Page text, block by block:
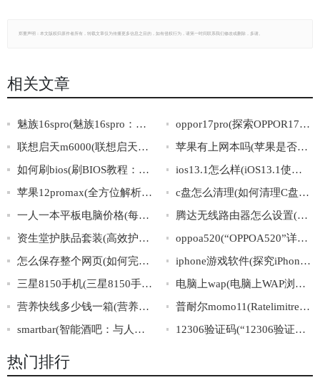
郑重声明：本文版权归原作者所有，转载文章仅为传播更多信息之目的，如有侵权行为，请第一时间联系我们修改或删除，多谢。
相关文章
魅族16spro(魅族16spro：旗舰手机之选)
oppor17pro(探索OPPOR17Pro的领先科技与卓越表现)
联想启天m6000(联想启天m6000：性能稳定，助你畅玩多媒体)
苹果有上网本吗(苹果是否有推出自家品牌的上网本？)
如何刷bios(刷BIOS教程：完整步骤一网打尽)
ios13.1怎么样(iOS13.1使用体验分享：值不值得升级？)
苹果12promax(全方位解析苹果12ProMax的细节与黑科技)
c盘怎么清理(如何清理C盘：最有效的方法)
一人一本平板电脑价格(每人一部平板电脑，价格大揭秘)
腾达无线路由器怎么设置(如何设置腾达无线路由器)
资生堂护肤品套装(高效护肤，闪亮每一天——资生堂全套护肤品值得拥有)
oppoa520(“OPPOA520”详解：配置、功能、使用心得)
怎么保存整个网页(如何完整保存网页内容)
iphone游戏软件(探究iPhone游戏软件市场：前景、趋势与商业模式)
三星8150手机(三星8150手机的功能详解及评测)
电脑上wap(电脑上WAP浏览器如何设置)
营养快线多少钱一箱(营养快线一箱多少钱？价格揭秘！)
普耐尔momo11(Ratelimitreachedfordefault-gpt-3.5-turboinorganizationorg-mQGBEZsfd3sA
smartbar(智能酒吧：与人工智能共享一杯美酒)
12306验证码(“12306验证码”是如何应对机器识别的？)
热门排行